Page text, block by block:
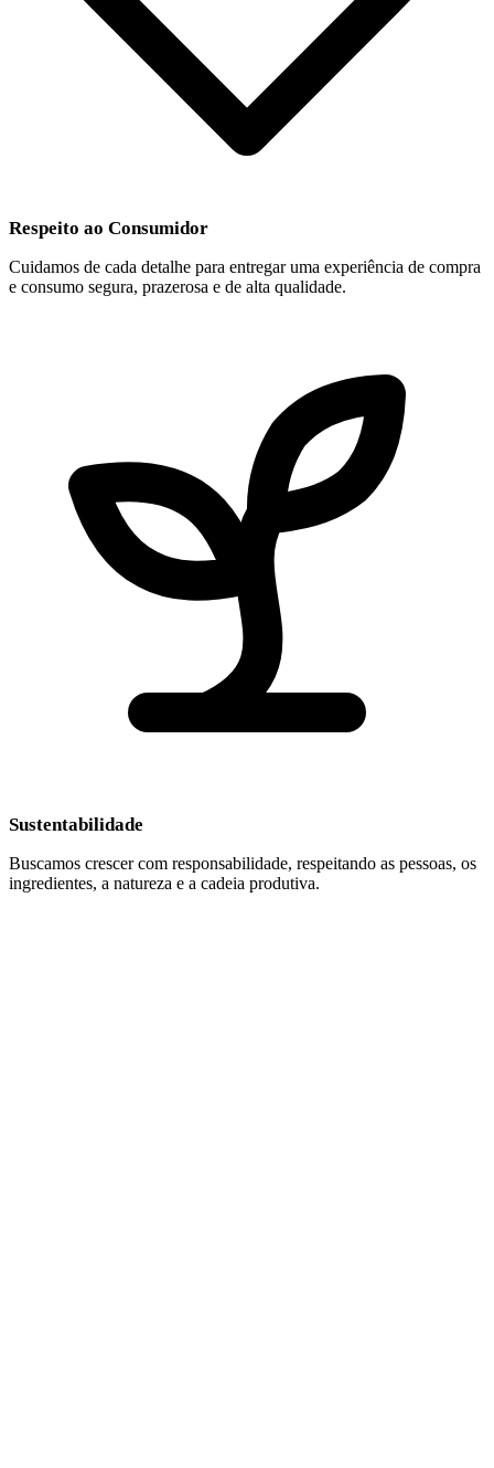
Respeito ao Consumidor
Cuidamos de cada detalhe para entregar uma experiência de compra
e consumo segura, prazerosa e de alta qualidade.
Sustentabilidade
Buscamos crescer com responsabilidade, respeitando as pessoas, os
ingredientes, a natureza e a cadeia produtiva.